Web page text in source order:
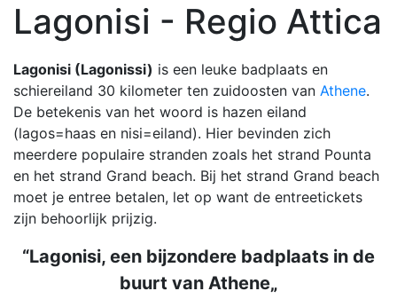
Lagonisi - Regio Attica
Lagonisi (Lagonissi) is een leuke badplaats en
schiereiland 30 kilometer ten zuidoosten van Athene.
De betekenis van het woord is hazen eiland
(lagos=haas en nisi=eiland). Hier bevinden zich
meerdere populaire stranden zoals het strand Pounta
en het strand Grand beach. Bij het strand Grand beach
moet je entree betalen, let op want de entreetickets
zijn behoorlijk prijzig.
“Lagonisi, een bijzondere badplaats in de
buurt van Athene„